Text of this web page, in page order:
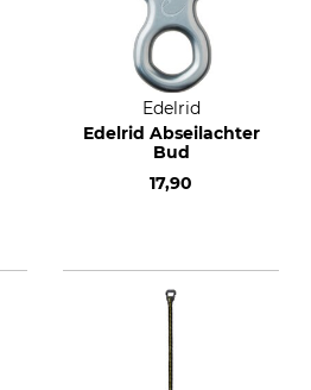
Edelrid
Edelrid Abseilachter
Bud
17,90